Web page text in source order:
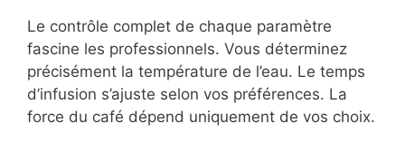
Le contrôle complet de chaque paramètre
fascine les professionnels. Vous déterminez
précisément la température de l’eau. Le temps
d’infusion s’ajuste selon vos préférences. La
force du café dépend uniquement de vos choix.